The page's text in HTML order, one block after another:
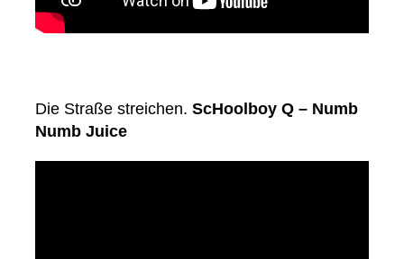
Die Straße streichen. ScHoolboy Q – Numb
Numb Juice